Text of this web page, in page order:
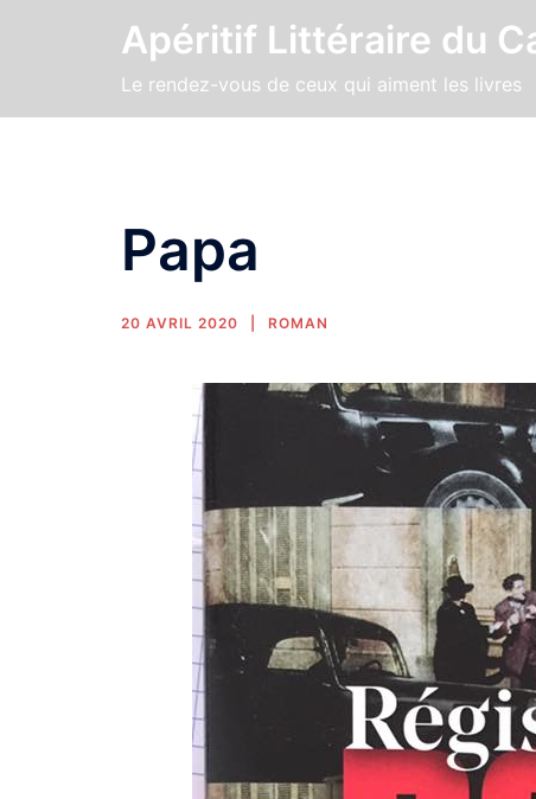
Apéritif Littéraire du
Le rendez-vous de ceux qui aiment les livres
Papa
20 AVRIL 2020 ROMAN